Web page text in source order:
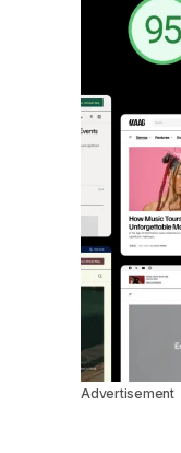
Advertisement